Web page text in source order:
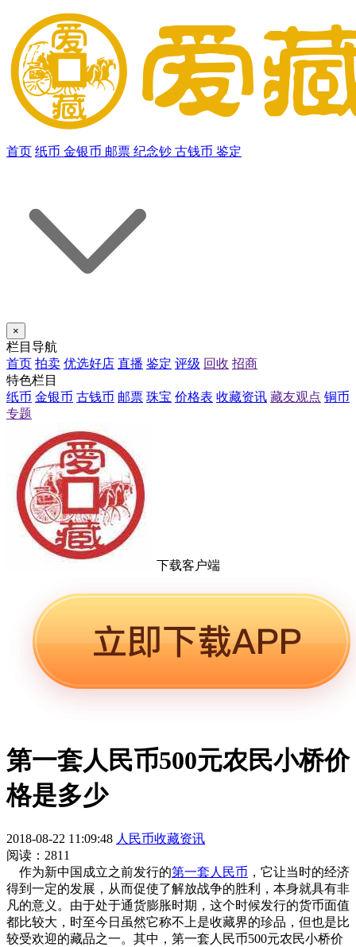
首页 纸币 金银币 邮票 纪念钞 古钱币 鉴定
×
栏目导航
首页 拍卖 优选好店 直播 鉴定 评级 回收 招商
特色栏目
纸币 金银币 古钱币 邮票 珠宝 价格表 收藏资讯 藏友观点 铜币
专题
下载客户端
第一套人民币500元农民小桥价
格是多少
2018-08-22 11:09:48 人民币收藏资讯
阅读：2811
作为新中国成立之前发行的第一套人民币 ，它让当时的经济
得到一定的发展，从而促使了解放战争的胜利，本身就具有非
凡的意义。由于处于通货膨胀时期，这个时候发行的货币面值
都比较大，时至今日虽然它称不上是收藏界的珍品，但也是比
较受欢迎的藏品之一。其中，第一套人民币500元农民小桥价